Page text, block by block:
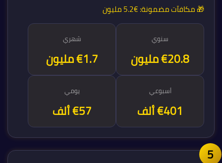
🎁 مكافآت مضمونة:€5.2 مليون
سنوي
€20.8 مليون
شهري
€1.7 مليون
أسبوعي
€401 ألف
يومي
€57 ألف
5